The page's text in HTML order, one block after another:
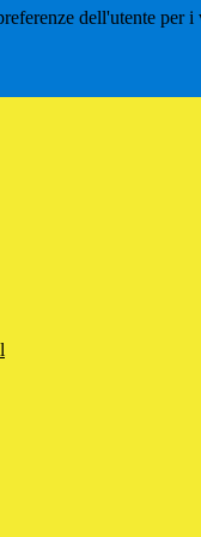
dell'utente